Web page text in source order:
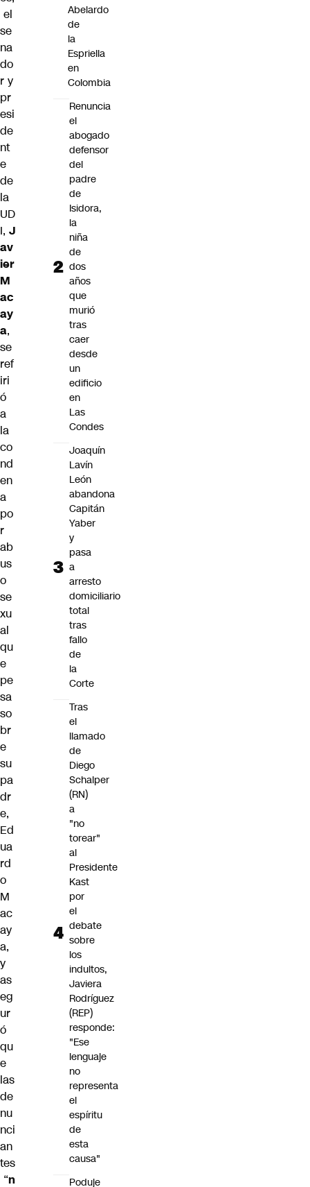
el
se
na
do
r y
pr
esi
de
nt
e
de
la
UD
I, J
av
ier
M
ac
ay
a,
se
ref
iri
ó
a
la
co
nd
en
a
po
r
ab
us
o
se
xu
al
qu
e
pe
sa
so
br
e
su
pa
dr
e,
Ed
ua
rd
o
M
ac
ay
a,
y
as
eg
ur
ó
qu
e
las
de
nu
nci
an
tes
“n
Abelardo
de
la
Espriella
en
Colombia
Renuncia
el
abogado
defensor
del
padre
de
Isidora,
la
niña
de
dos
años
que
murió
tras
caer
desde
un
edificio
en
Las
Condes
Joaquín
Lavín
León
abandona
Capitán
Yaber
y
pasa
a
arresto
domiciliario
total
tras
fallo
de
la
Corte
Tras
el
llamado
de
Diego
Schalper
(RN)
a
"no
torear"
al
Presidente
Kast
por
el
debate
sobre
los
indultos,
Javiera
Rodríguez
(REP)
responde:
"Ese
lenguaje
no
representa
el
espíritu
de
esta
causa"
Poduje